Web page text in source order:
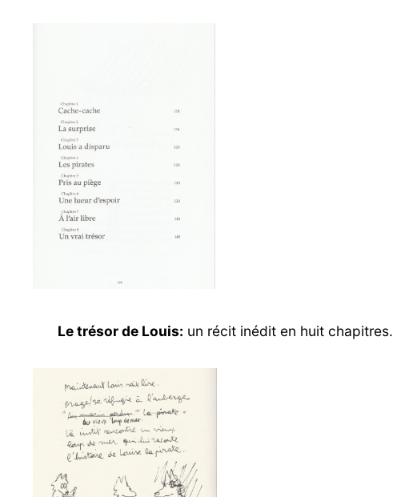
Le trésor de Louis: un récit inédit en huit chapitres.